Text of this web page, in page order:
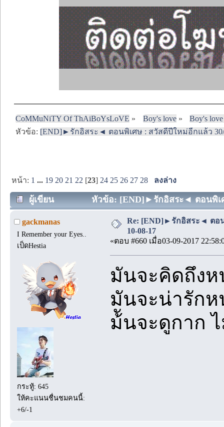
CoMMuNiTY Of ThAiBoYsLoVE » Boy's love»
Boy's
หัวข้อ: [END]►รักอิสระ◄ ตอนพิเศษ : สวัสดีปีใหม่อีกแล้ว 30/
หน้า: 1 ... 19 20 21 22 [23] 24 25 26 27 28 ลงล่าง
ผู้เขียน หัวข้อ: [END]►รักอิสระ◄ ตอนพิเศ
gackmanas
I Remember your Eyes..
เป็ดHestia
กระทู้: 645
ให้คะแนนชื่นชมคนนี้:
+6/-1
Re: [END]►รักอิสระ◄ ตอ
10-08-17
«ตอบ #660 เมื่อ03-09-2017
มันจะคิดถึงห
มันจะน่ารักห
ม้ันจะดูกาก